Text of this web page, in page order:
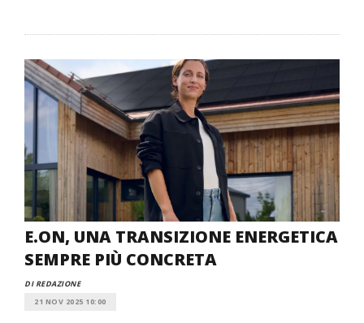
E.ON, UNA TRANSIZIONE ENERGETICA
SEMPRE PIÙ CONCRETA
DI REDAZIONE
21 NOV 2025 10:00